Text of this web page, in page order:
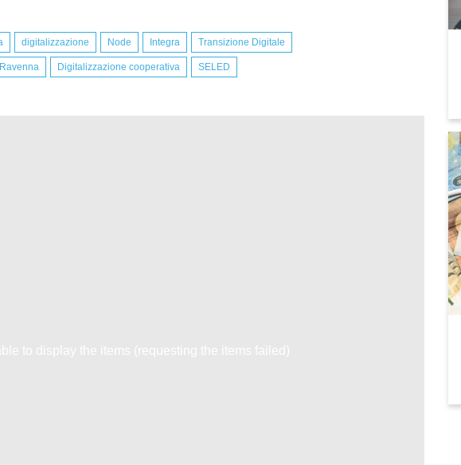
digitalizzazione Node Integra Transizione Digitale
Digitalizzazione cooperativa SELED